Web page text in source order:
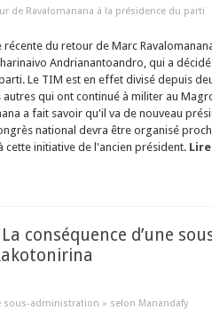
de Ravalomanana à la présidence du parti
du retour de Marc
Andrianantoandro, qui a
Le TIM est en effet divisé depuis
qui ont continué à militer au
a fait savoir qu'il va de nouveau
national devra être organisé
initiative de l'ancien président.
conséquence d’une
sous-administration » selon Manandafy